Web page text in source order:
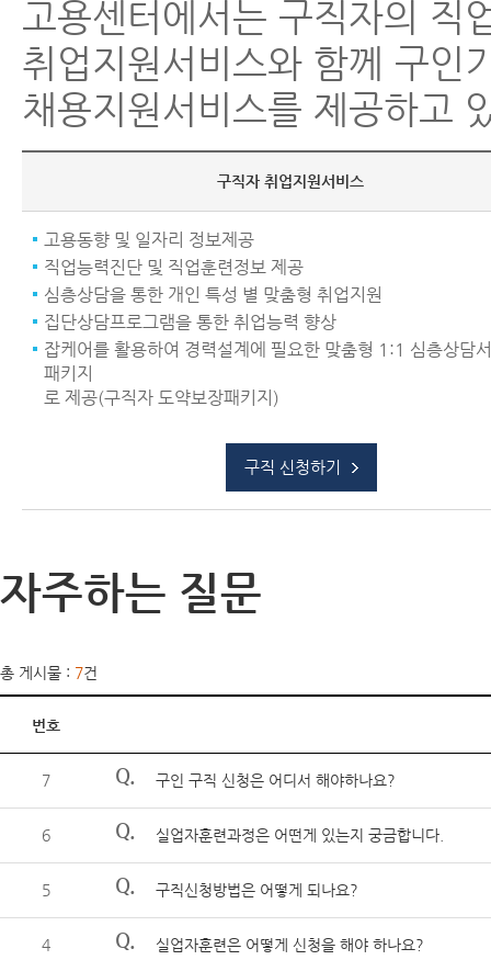
고용센터에서는 구직자의 직
취업지원서비스와 함께 구인
채용지원서비스를 제공하고
구직자 취업지원서비스
고용동향 및 일자리 정보제공
직업능력진단 및 직업훈련정보 제공
심층상담을 통한 개인 특성 별 맞춤형 취업지원
집단상담프로그램을 통한 취업능력 향상
잡케어를 활용하여 경력설계에 필요한 맞춤형 1:1 심층상담
패키지
로 제공(구직자 도약보장패키지)
구직 신청하기
자주하는 질문
총 게시물 : 7건
번호
7 Q. 구인 구직 신청은 어디서 해야하나요?
6 Q. 실업자훈련과정은 어떤게 있는지 궁금합니다.
5 Q. 구직신청방법은 어떻게 되나요?
4 Q. 실업자훈련은 어떻게 신청을 해야 하나요?